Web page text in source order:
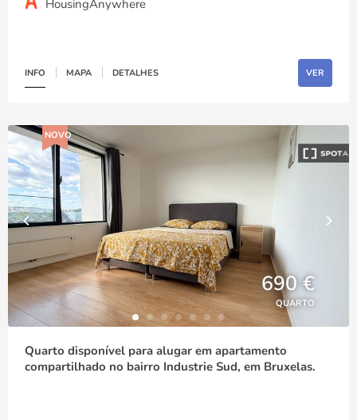
HousingAnywhere
INFO MAPA DETALHES VER
NOVO
690 €
QUARTO
Quarto disponível para alugar em apartamento
compartilhado no bairro Industrie Sud, em Bruxelas.